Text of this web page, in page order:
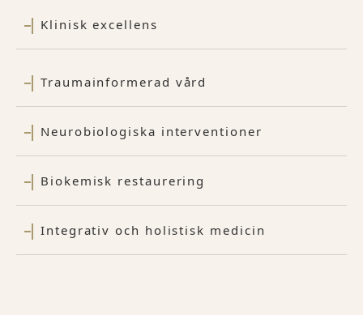
Klinisk excellens
Traumainformerad vård
Neurobiologiska interventioner
Biokemisk restaurering
Integrativ och holistisk medicin